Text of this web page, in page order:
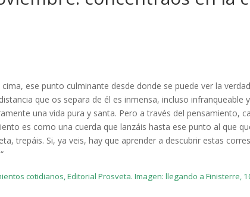
ese punto culminante desde donde se puede ver la
que os separa de él es inmensa, incluso infranqueable
una vida pura y santa. Pero a través del pensamiento,
es como una cuerda que lanzáis hasta ese punto al que
trepáis. Si, ya veis, hay que aprender a descubrir estas
cotidianos, Editorial Prosveta. Imagen: llegando a Finisterre,